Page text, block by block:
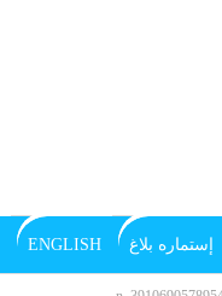
إستماره بلاغ ENGLISH